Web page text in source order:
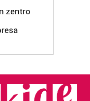
zentro